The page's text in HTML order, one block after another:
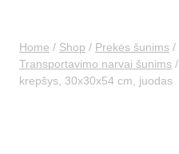
Home / Shop / Prekės šunims /
Transportavimo narvai šunims /
krepšys, 30x30x54 cm, juodas